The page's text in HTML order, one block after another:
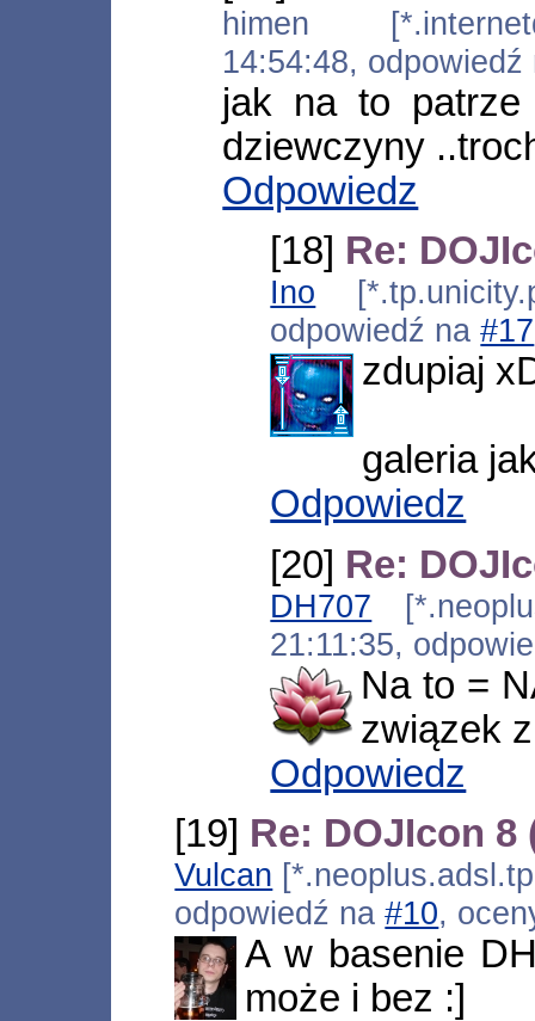
himen
14:54:48,
jak na to
dziewczyny
Odpowiedz
[18] Re:
Ino
odpowiedź na#17
zdupiaj
galeria
Odpowiedz
[20] Re:
DH707
21:11:35,
Na to =
związek
Odpowiedz
[19] Re: DOJIcon 8
Vulcan
odpowiedź na#10,
A w basenie
może i bez :]